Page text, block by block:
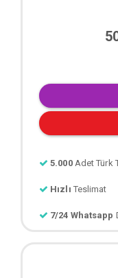
5.000 Adet Türk
Hızlı Teslimat
7/24 Whatsapp